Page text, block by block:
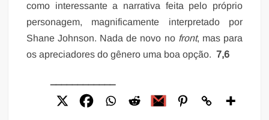
como interessante a narrativa feita pelo próprio
personagem, magnificamente interpretado por
Shane Johnson. Nada de novo no front, mas para
os apreciadores do gênero uma boa opção.7,6